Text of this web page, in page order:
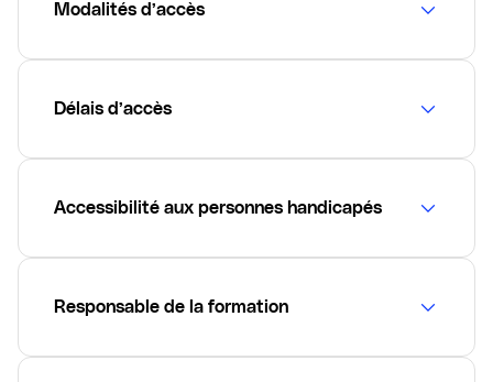
Modalités d’accès
Délais d’accès
Accessibilité aux personnes handicapés
Responsable de la formation